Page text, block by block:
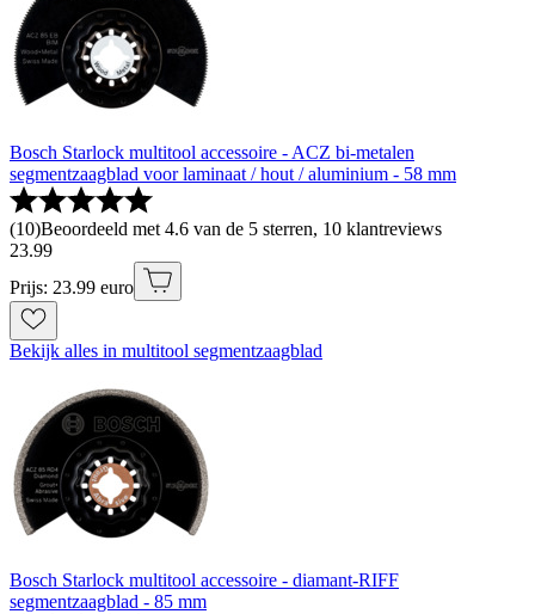
Bosch Starlock multitool accessoire - ACZ bi-metalen
segmentzaagblad voor laminaat / hout / aluminium - 58 mm
(10)Beoordeeld met 4.6 van de 5 sterren, 10 klantreviews
23.99
Prijs: 23.99 euro
Bekijk alles in multitool segmentzaagblad
Bosch Starlock multitool accessoire - diamant-RIFF
segmentzaagblad - 85 mm